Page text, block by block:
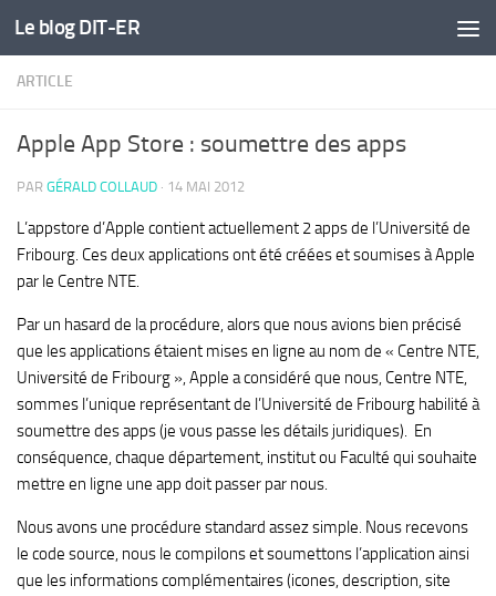
Skip to content
Le blog DIT-ER
ARTICLE
Apple App Store : soumettre des apps
PAR GÉRALD COLLAUD · 14 MAI 2012
L’appstore d’Apple contient actuellement 2 apps de l’Université de
Fribourg. Ces deux applications ont été créées et soumises à Apple
par le Centre NTE.
Par un hasard de la procédure, alors que nous avions bien précisé
que les applications étaient mises en ligne au nom de « Centre NTE,
Université de Fribourg », Apple a considéré que nous, Centre NTE,
sommes l’unique représentant de l’Université de Fribourg habilité à
soumettre des apps (je vous passe les détails juridiques). En
conséquence, chaque département, institut ou Faculté qui souhaite
mettre en ligne une app doit passer par nous.
Nous avons une procédure standard assez simple. Nous recevons
le code source, nous le compilons et soumettons l’application ainsi
que les informations complémentaires (icones, description, site